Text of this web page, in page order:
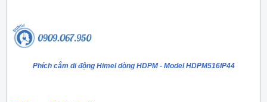
Phích cắm di động Himel dòng HDPM - Model HDPM516IP44